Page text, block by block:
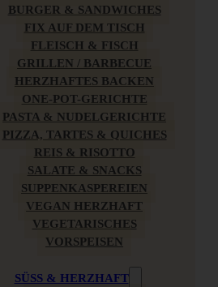
BURGER & SANDWICHES
FIX AUF DEM TISCH
FLEISCH & FISCH
GRILLEN / BARBECUE
HERZHAFTES BACKEN
ONE-POT-GERICHTE
PASTA & NUDELGERICHTE
PIZZA, TARTES & QUICHES
REIS & RISOTTO
SALATE & SNACKS
SUPPENKASPEREIEN
VEGAN HERZHAFT
VEGETARISCHES
VORSPEISEN
SÜSS & HERZHAFT